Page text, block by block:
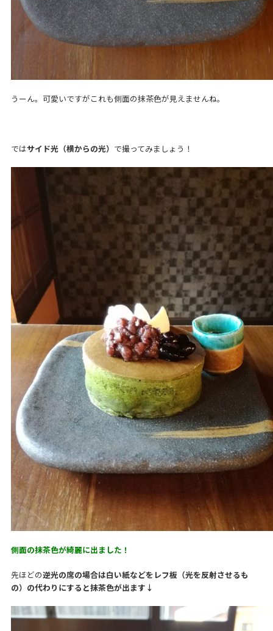
うーん。可愛いですがこれも側面の抹茶色が見えませんね。
ではサイド光（横からの光） で撮ってみましょう！
側面の抹茶色が綺麗に出ました！
先ほどの逆光の席の場合は白い紙などをレフ板（光を反射させるも
の）の代わりにすると抹茶色が出ます↓